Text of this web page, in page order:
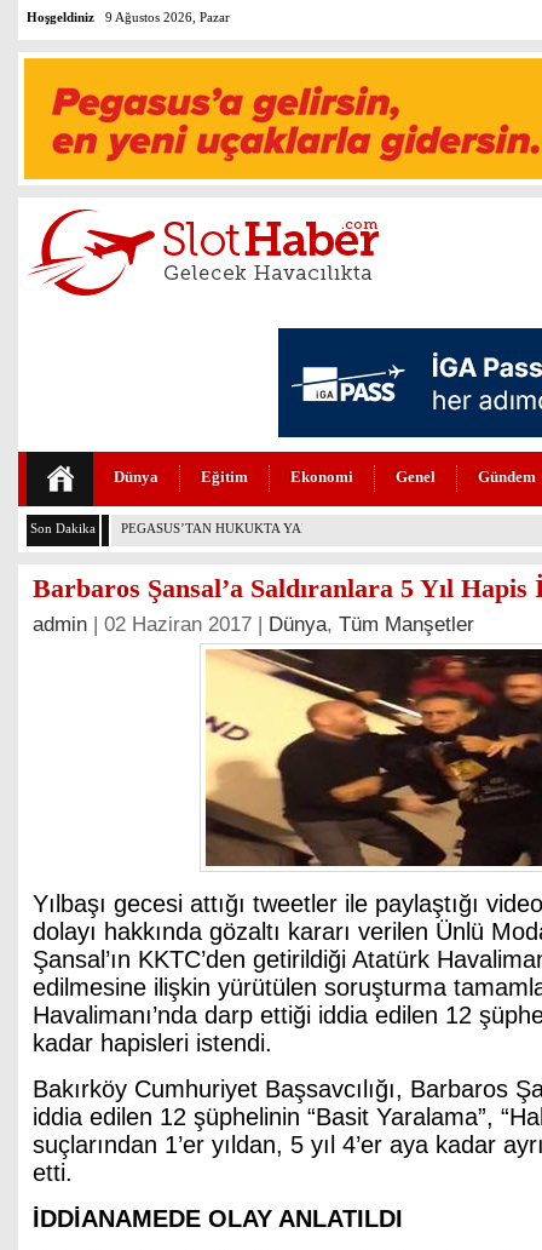
Hoşgeldiniz 9 Ağustos 2026, Pazar
Dünya Eğitim Ekonomi Genel Gündem
Son Dakika PEGASUS’TAN HUKUKTA YAPAY ZEKA DEVRİMİ
Barbaros Şansal’a Saldıranlara 5 Yıl Hapis
admin | 02 Haziran 2017 | Dünya, Tüm Manşetler
Yılbaşı gecesi attığı tweetler ile paylaştığı
dolayı hakkında gözaltı kararı verilen Ünlü
Şansal’ın KKTC’den getirildiği Atatürk
edilmesine ilişkin yürütülen soruşturma
Havalimanı’nda darp ettiği iddia edilen 12
kadar hapisleri istendi.
Bakırköy Cumhuriyet Başsavcılığı, Barbaros
iddia edilen 12 şüphelinin “Basit Yaralama”,
suçlarından 1’er yıldan, 5 yıl 4’er aya kadar
etti.
İDDİANAMEDE OLAY ANLATILDI